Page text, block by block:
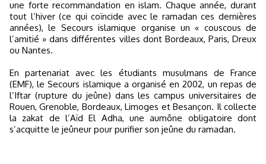
une forte recommandation en islam. Chaque année, durant
tout l’hiver (ce qui coïncide avec le ramadan ces dernières
années), le Secours islamique organise un « couscous de
l’amitié » dans différentes villes dont Bordeaux, Paris, Dreux
ou Nantes.
En partenariat avec les étudiants musulmans de France
(EMF), le Secours islamique a organisé en 2002, un repas de
l’Iftar (rupture du jeûne) dans les campus universitaires de
Rouen, Grenoble, Bordeaux, Limoges et Besançon. Il collecte
la zakat de l’Aïd El Adha, une aumône obligatoire dont
s’acquitte le jeûneur pour purifier son jeûne du ramadan.